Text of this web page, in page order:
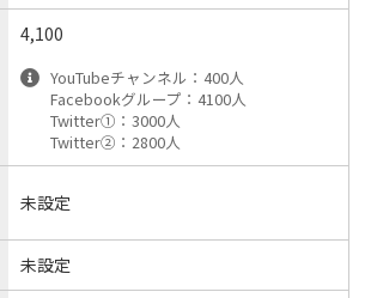
4,100
YouTubeチャンネル：400人
Facebookグループ：4100人
Twitter①：3000人
Twitter②：2800人
未設定
未設定